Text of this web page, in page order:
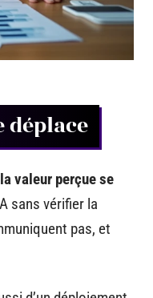
déplace
la valeur perçue se
sans vérifier la
pas, et